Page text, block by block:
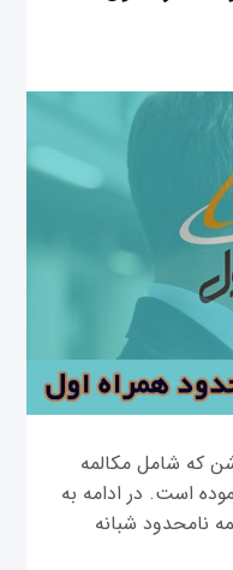
که شامل مکالمه
است. در ادامه به
نامحدود شبانه